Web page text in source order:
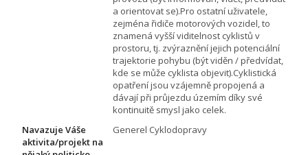
a orientovat se).Pro ostatní uživatele,
zejména řidiče motorových vozidel, to
znamená vyšší viditelnost cyklistů v
prostoru, tj. zvýraznění jejich potenciální
trajektorie pohybu (být viděn / předvídat,
kde se může cyklista objevit).Cyklistická
opatření jsou vzájemně propojená a
dávají při průjezdu územím díky své
kontinuitě smysl jako celek.
Navazuje Váše
aktivita/projekt na
Generel Cyklodopravy